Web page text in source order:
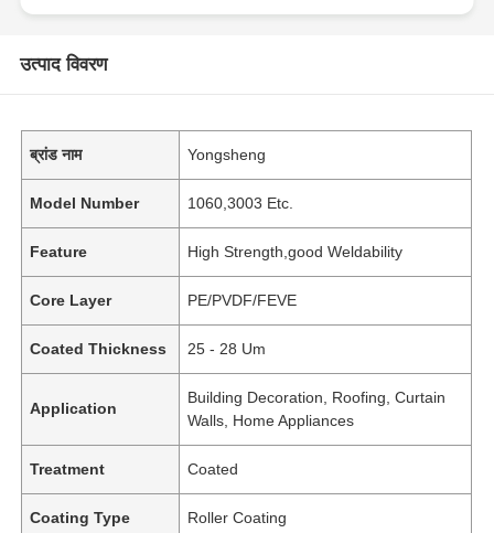
उत्पाद विवरण
ब्रांड नाम Yongsheng
Model Number 1060,3003 Etc.
Feature High Strength,good Weldability
Core Layer PE/PVDF/FEVE
Coated Thickness 25 - 28 Um
Application
Building Decoration, Roofing, Curtain
Walls, Home Appliances
Treatment Coated
Coating Type Roller Coating